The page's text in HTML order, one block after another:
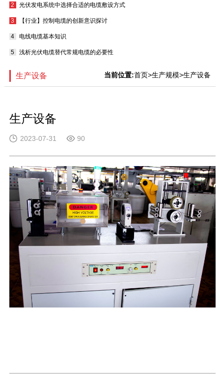
光伏发电系统中选择合适的电缆敷设方式
【行业】控制电缆的创新意识探讨
电线电缆基本知识
浅析光伏电缆替代常规电缆的必要性
生产设备 当前位置:首页>生产规模>生产设备
生产设备
2023-07-31 90